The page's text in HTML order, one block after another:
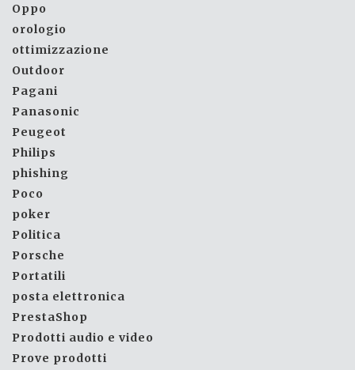
Oppo
orologio
ottimizzazione
Outdoor
Pagani
Panasonic
Peugeot
Philips
phishing
Poco
poker
Politica
Porsche
Portatili
posta elettronica
PrestaShop
Prodotti audio e video
Prove prodotti